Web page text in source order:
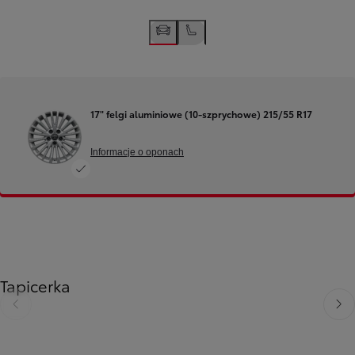
17" felgi aluminiowe (10-szprychowe) 215/55 R17
Informacje o oponach
Tapicerka
Poprzedni